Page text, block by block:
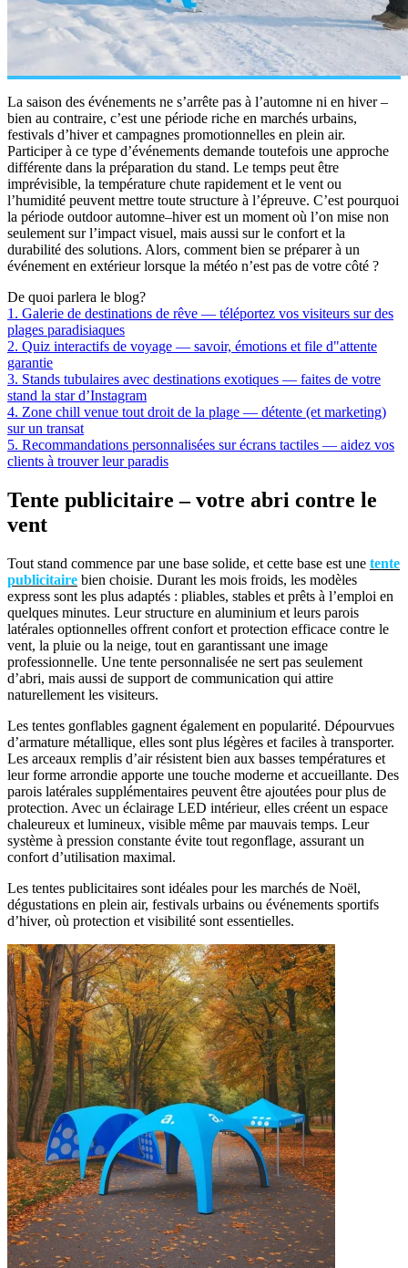
La saison des événements ne s’arrête pas à l’automne ni en hiver –
bien au contraire, c’est une période riche en marchés urbains,
festivals d’hiver et campagnes promotionnelles en plein air.
Participer à ce type d’événements demande toutefois une approche
différente dans la préparation du stand. Le temps peut être
imprévisible, la température chute rapidement et le vent ou
l’humidité peuvent mettre toute structure à l’épreuve. C’est pourquoi
la période outdoor automne–hiver est un moment où l’on mise non
seulement sur l’impact visuel, mais aussi sur le confort et la
durabilité des solutions. Alors, comment bien se préparer à un
événement en extérieur lorsque la météo n’est pas de votre côté ?
De quoi parlera le blog?
1. Galerie de destinations de rêve — téléportez vos visiteurs sur des
plages paradisiaques
2. Quiz interactifs de voyage — savoir, émotions et file d"attente
garantie
3. Stands tubulaires avec destinations exotiques — faites de votre
stand la star d’Instagram
4. Zone chill venue tout droit de la plage — détente (et marketing)
sur un transat
5. Recommandations personnalisées sur écrans tactiles — aidez vos
clients à trouver leur paradis
Tente publicitaire – votre abri contre le
vent
Tout stand commence par une base solide, et cette base est une tente
publicitaire bien choisie. Durant les mois froids, les modèles
express sont les plus adaptés : pliables, stables et prêts à l’emploi en
quelques minutes. Leur structure en aluminium et leurs parois
latérales optionnelles offrent confort et protection efficace contre le
vent, la pluie ou la neige, tout en garantissant une image
professionnelle. Une tente personnalisée ne sert pas seulement
d’abri, mais aussi de support de communication qui attire
naturellement les visiteurs.
Les tentes gonflables gagnent également en popularité. Dépourvues
d’armature métallique, elles sont plus légères et faciles à transporter.
Les arceaux remplis d’air résistent bien aux basses températures et
leur forme arrondie apporte une touche moderne et accueillante. Des
parois latérales supplémentaires peuvent être ajoutées pour plus de
protection. Avec un éclairage LED intérieur, elles créent un espace
chaleureux et lumineux, visible même par mauvais temps. Leur
système à pression constante évite tout regonflage, assurant un
confort d’utilisation maximal.
Les tentes publicitaires sont idéales pour les marchés de Noël,
dégustations en plein air, festivals urbains ou événements sportifs
d’hiver, où protection et visibilité sont essentielles.